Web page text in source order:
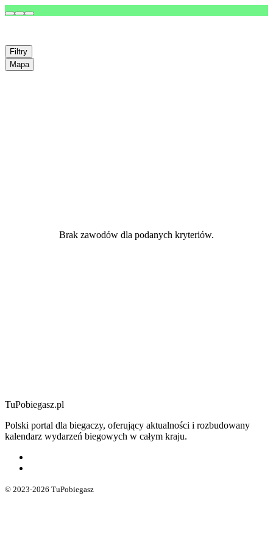
Filtry
Mapa
Brak zawodów dla podanych kryteriów.
TuPobiegasz.pl
Polski portal dla biegaczy, oferujący aktualności i rozbudowany
kalendarz wydarzeń biegowych w całym kraju.
© 2023-2026 TuPobiegasz